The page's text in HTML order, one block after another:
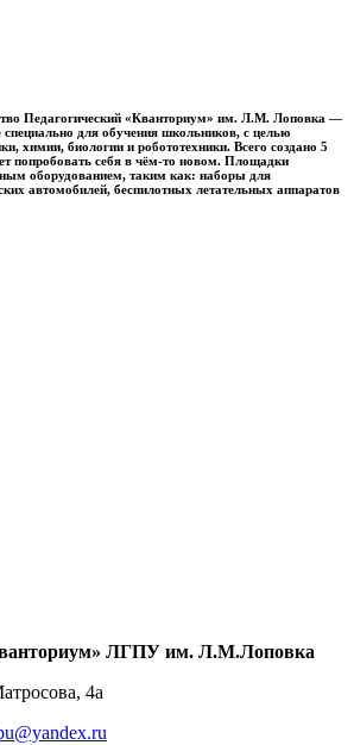
Педагогический «Кванториум» им. Л.М. Лоповка —
специально для обучения школьников, с целью
химии, биологии и робототехники. Всего создано 5
попробовать себя в чём-то новом. Площадки
оборудованием, таким как: наборы для
автомобилей, беспилотных летательных аппаратов
ЛГПУ им. Л.М.Лоповка
4а